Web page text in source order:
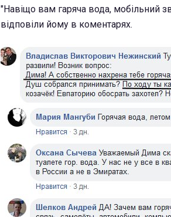
"Навіщо вам гаряча вода, мобільний
відповіли йому в коментарях.